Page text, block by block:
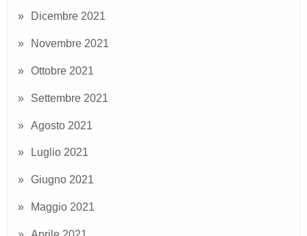
Dicembre 2021
Novembre 2021
Ottobre 2021
Settembre 2021
Agosto 2021
Luglio 2021
Giugno 2021
Maggio 2021